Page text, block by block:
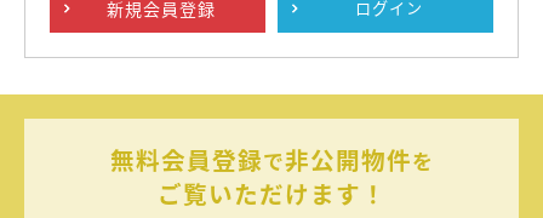
新規会員登録 ログイン
無料会員登録で非公開物件を
ご覧いただけます！